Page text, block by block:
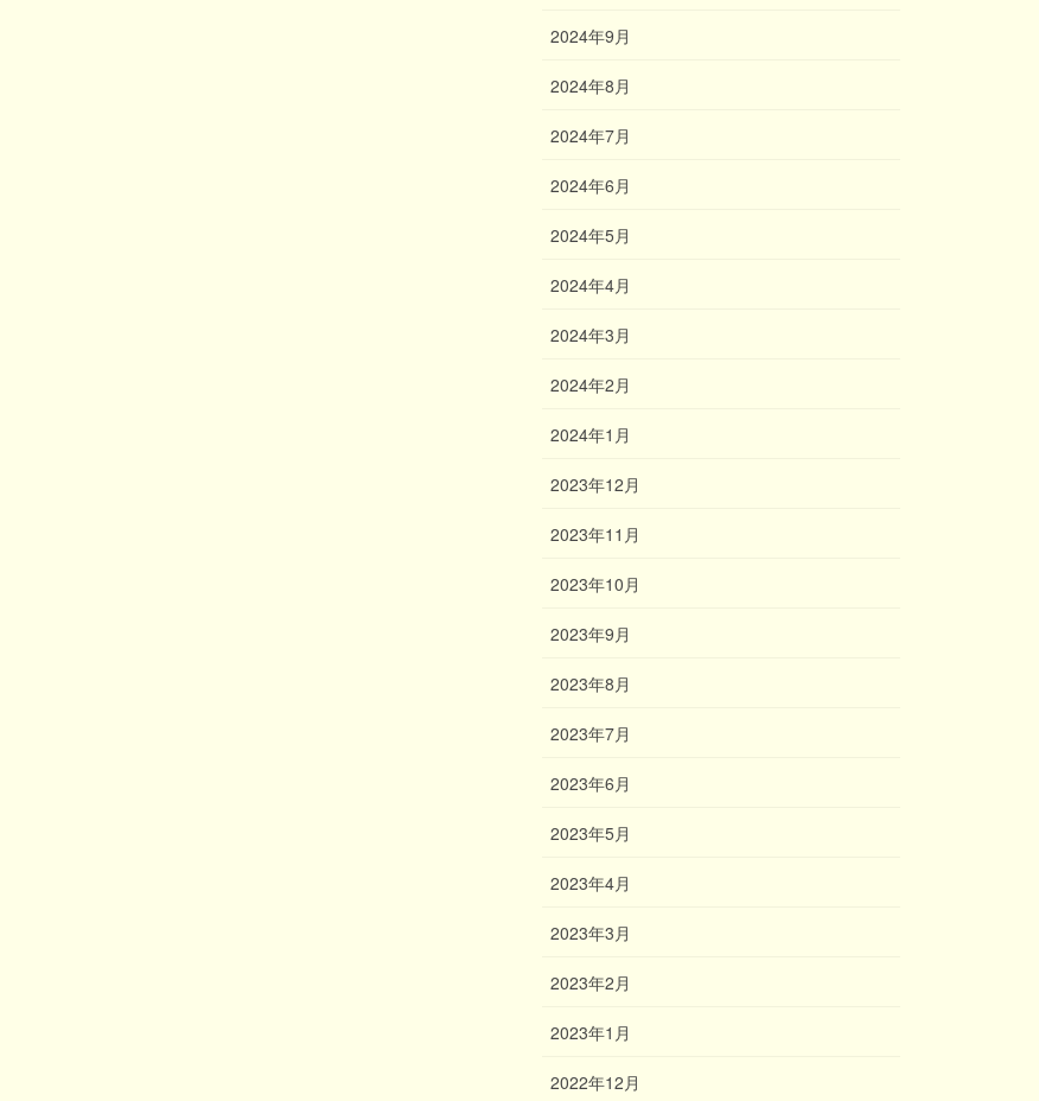
2024年9月
2024年8月
2024年7月
2024年6月
2024年5月
2024年4月
2024年3月
2024年2月
2024年1月
2023年12月
2023年11月
2023年10月
2023年9月
2023年8月
2023年7月
2023年6月
2023年5月
2023年4月
2023年3月
2023年2月
2023年1月
2022年12月